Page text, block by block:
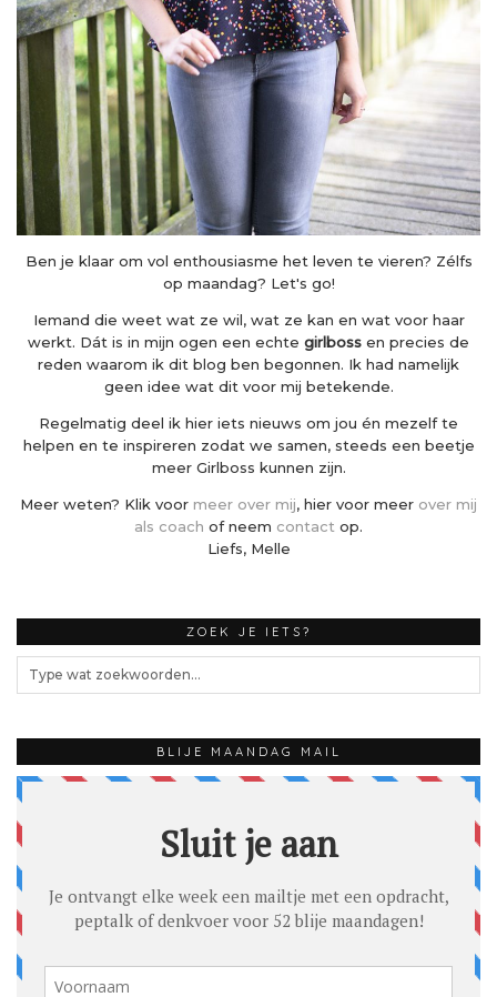
Ben je klaar om vol enthousiasme het leven te vieren? Zélfs
op maandag? Let's go!
Iemand die weet wat ze wil, wat ze kan en wat voor haar
werkt. Dát is in mijn ogen een echte girlboss en precies de
reden waarom ik dit blog ben begonnen. Ik had namelijk
geen idee wat dit voor mij betekende.
Regelmatig deel ik hier iets nieuws om jou én mezelf te
helpen en te inspireren zodat we samen, steeds een beetje
meer Girlboss kunnen zijn.
Meer weten? Klik voor meer over mij, hier voor meer over mij
als coach of neem contact op.
Liefs, Melle
ZOEK JE IETS?
BLIJE MAANDAG MAIL